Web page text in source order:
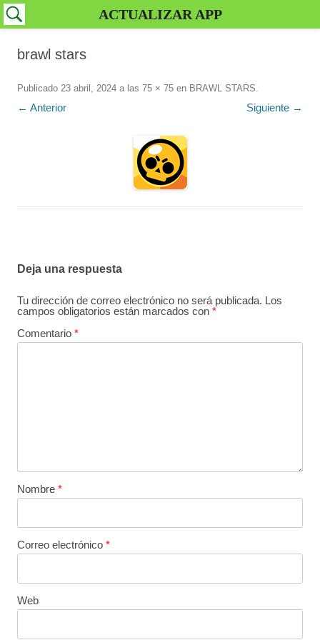
brawl stars
Publicado 23 abril, 2024 a las 75 × 75 en BRAWL STARS.
← Anterior Siguiente →
Deja una respuesta
Tu dirección de correo electrónico no será publicada. Los
campos obligatorios están marcados con *
Comentario *
Nombre *
Correo electrónico *
Web
ACTUALIZAR APP